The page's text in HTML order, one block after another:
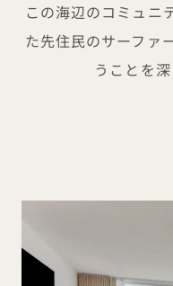
この海辺のコミュニ
た先住民のサーファ
うことを